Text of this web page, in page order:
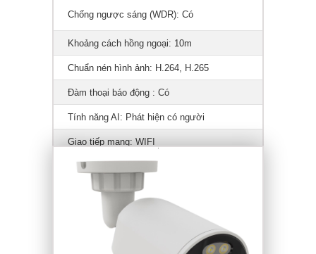
Chống ngược sáng (WDR): Có
Khoảng cách hồng ngoại: 10m
Chuẩn nén hình ảnh: H.264, H.265
Đàm thoại báo động : Có
Tính năng AI: Phát hiện có người
Giao tiếp mạng: WIFI